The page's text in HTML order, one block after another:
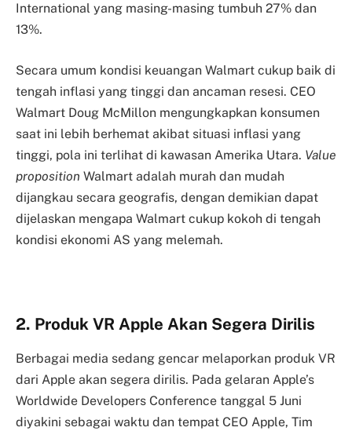
International yang masing-masing tumbuh 27% dan
13%.
Secara umum kondisi keuangan Walmart cukup baik di
tengah inflasi yang tinggi dan ancaman resesi. CEO
Walmart Doug McMillon mengungkapkan konsumen
saat ini lebih berhemat akibat situasi inflasi yang
tinggi, pola ini terlihat di kawasan Amerika Utara. Value
proposition Walmart adalah murah dan mudah
dijangkau secara geografis, dengan demikian dapat
dijelaskan mengapa Walmart cukup kokoh di tengah
kondisi ekonomi AS yang melemah.
2. Produk VR Apple Akan Segera Dirilis
Berbagai media sedang gencar melaporkan produk VR
dari Apple akan segera dirilis. Pada gelaran Apple’s
Worldwide Developers Conference tanggal 5 Juni
diyakini sebagai waktu dan tempat CEO Apple, Tim